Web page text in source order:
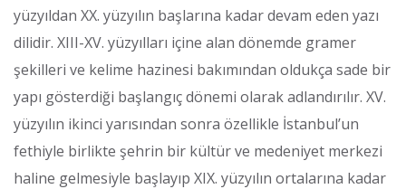
yüzyıldan XX. yüzyılın başlarına kadar devam eden yazı
dilidir. XIII-XV. yüzyılları içine alan dönemde gramer
şekilleri ve kelime hazinesi bakımından oldukça sade bir
yapı gösterdiği başlangıç dönemi olarak adlandırılır. XV.
yüzyılın ikinci yarısından sonra özellikle İstanbul’un
fethiyle birlikte şehrin bir kültür ve medeniyet merkezi
haline gelmesiyle başlayıp XIX. yüzyılın ortalarına kadar